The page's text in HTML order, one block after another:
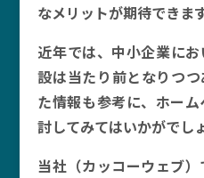
なメリットが期待できます
近年では、中小企業に
設は当たり前となりつ
た情報も参考に、ホー
討してみてはいかがでし
当社（カッコーウェブ